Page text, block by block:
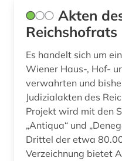
Akten
Reichshofrats
Es handelt sich um
Wiener Haus-, Hof-
verwahrten und
Judizialakten des
Projekt wird mit den
„Antiqua“ und
Drittel der etwa
Verzeichnung bietet